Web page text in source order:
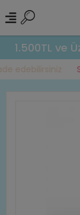
1.500TL ve
edebilirsiniz